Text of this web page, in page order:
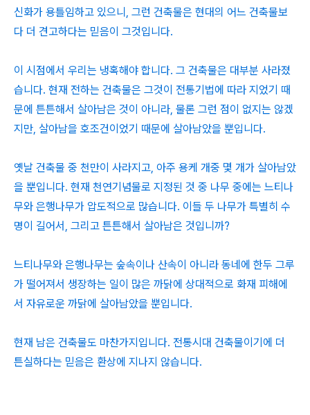
신화가 용틀임하고 있으니, 그런 건축물은 현대의 어느 건축물보
다 더 견고하다는 믿음이 그것입니다.
이 시점에서 우리는 냉혹해야 합니다. 그 건축물은 대부분 사라졌
습니다. 현재 전하는 건축물은 그것이 전통기법에 따라 지었기 때
문에 튼튼해서 살아남은 것이 아니라, 물론 그런 점이 없지는 않겠
지만, 살아남을 호조건이었기 때문에 살아남았을 뿐입니다.
옛날 건축물 중 천만이 사라지고, 아주 용케 개중 몇 개가 살아남았
을 뿐입니다. 현재 천연기념물로 지정된 것 중 나무 중에는 느티나
무와 은행나무가 압도적으로 많습니다. 이들 두 나무가 특별히 수
명이 길어서, 그리고 튼튼해서 살아남은 것입니까?
느티나무와 은행나무는 숲속이나 산속이 아니라 동네에 한두 그루
가 떨어져서 생장하는 일이 많은 까닭에 상대적으로 화재 피해에
서 자유로운 까닭에 살아남았을 뿐입니다.
현재 남은 건축물도 마찬가지입니다. 전통시대 건축물이기에 더
튼실하다는 믿음은 환상에 지나지 않습니다.